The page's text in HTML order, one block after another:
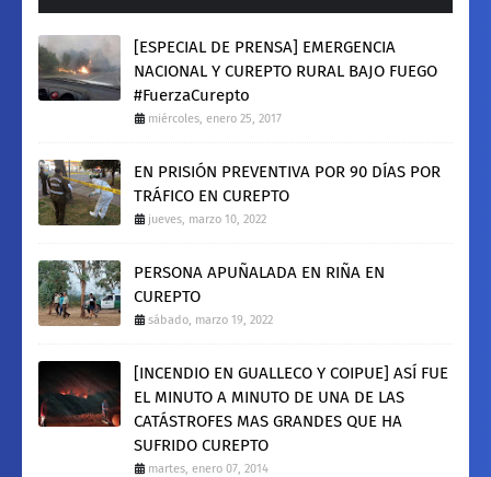
[ESPECIAL DE PRENSA] EMERGENCIA
NACIONAL Y CUREPTO RURAL BAJO FUEGO
#FuerzaCurepto
miércoles, enero 25, 2017
EN PRISIÓN PREVENTIVA POR 90 DÍAS POR
TRÁFICO EN CUREPTO
jueves, marzo 10, 2022
PERSONA APUÑALADA EN RIÑA EN
CUREPTO
sábado, marzo 19, 2022
[INCENDIO EN GUALLECO Y COIPUE] ASÍ FUE
EL MINUTO A MINUTO DE UNA DE LAS
CATÁSTROFES MAS GRANDES QUE HA
SUFRIDO CUREPTO
martes, enero 07, 2014